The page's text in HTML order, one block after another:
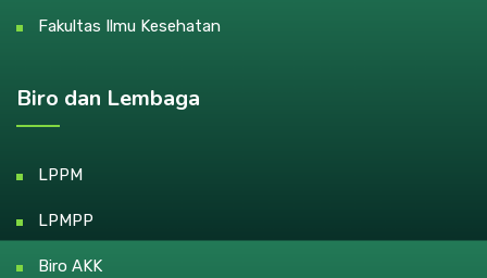
Fakultas Ilmu Kesehatan
Biro dan Lembaga
LPPM
LPMPP
Biro AKK